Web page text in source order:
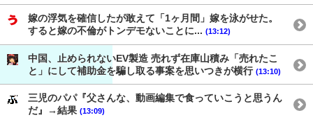
嫁の浮気を確信したが敢えて「1ヶ月間」嫁を泳がせた。
すると嫁の不倫がトンデモないことに... (13:12)
中国、止められないEV製造 売れず在庫山積み「売れたこ
と」にして補助金を騙し取る事案を思いつきが横行 (13:10)
三児のパパ『父さんな、動画編集で食っていこうと思うん
だ』→結果 (13:09)